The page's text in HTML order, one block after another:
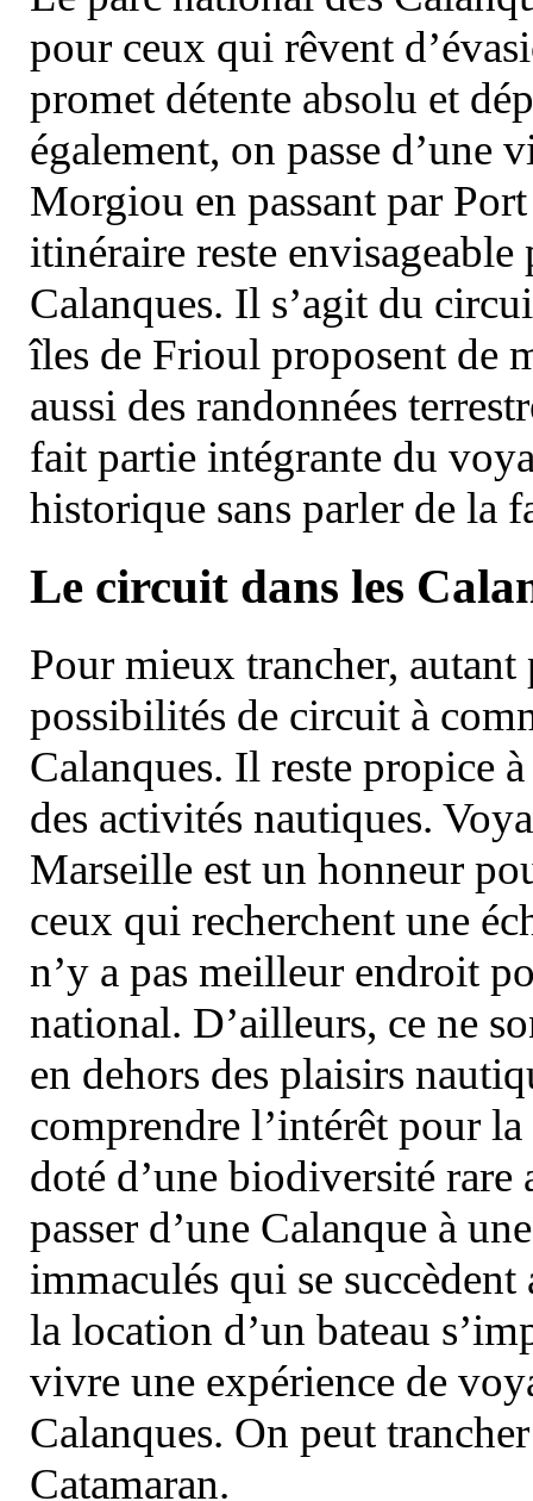
pour ceux qui rêvent
promet détente absolu et
également, on passe d’une
Morgiou en passant par
itinéraire reste
Calanques. Il s’agit du
îles de Frioul proposent de
aussi des randonnées
fait partie intégrante du
historique sans parler de la
Le circuit dans les
Pour mieux trancher, autant
possibilités de circuit à
Calanques. Il reste propice
des activités nautiques.
Marseille est un honneur
ceux qui recherchent une
n’y a pas meilleur endroit
national. D’ailleurs, ce ne
en dehors des plaisirs
comprendre l’intérêt pour
doté d’une biodiversité
passer d’une Calanque à
immaculés qui se
la location d’un bateau
vivre une expérience de
Calanques. On peut
Catamaran.